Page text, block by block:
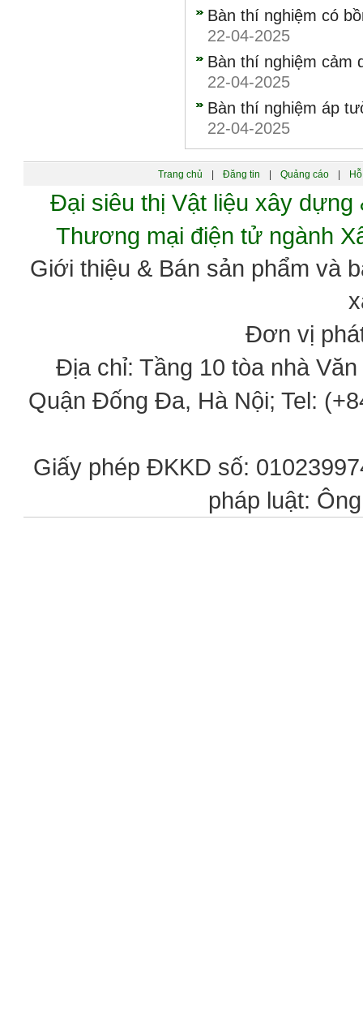
Bàn thí nghiệm có
22-04-2025
Bàn thí nghiệm cảm
22-04-2025
Bàn thí nghiệm áp
22-04-2025
Trang chủ Đăng tin Quảng cáo
Đại siêu thị Vật liệu xây
Thương mại điện tử ngành
Giới thiệu & Bán sản phẩm và
Đơn vị
Địa chỉ: Tầng 10 tòa nhà
Quận Đống Đa, Hà Nội; Tel:
Giấy phép ĐKKD số:
pháp luật: